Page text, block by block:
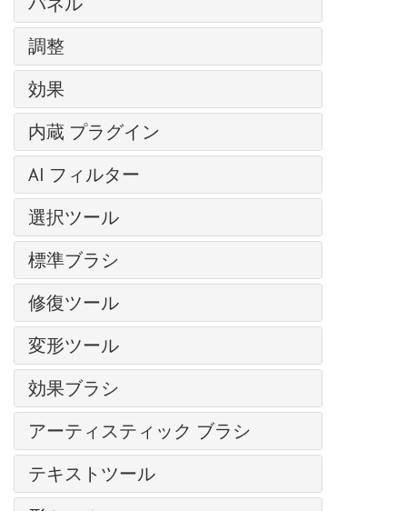
人物の水彩画
スーパーヒーローの水彩画ポスター
コミック風の絵
輝くイラスト
クローンスタンプ
写真から人物を抽出する
クロマキー
SmartMask プラグイン
粒子＆流線
写真をパステル画に変換
芸術的効果
油絵効果
デジタルアート
爆発効果
古い写真の復元
ハイパス
カメレオンブラシ
プラグインの導入方法
インストール方法: Mac
インストール方法: Linux
プログラムの登録
ワークスペース
操作方法
新規イメージの作成
AKVIS形式
カラースペース
画像のサイズ変更
グラフィック タブレットでの作業
バッチ処理
バッチ変換
印刷
プログラムの環境設定
ホットキー
ナビゲーター
ツールバー
レイヤー
レイヤー効果
レイヤー マスク
クリッピング マスク
ブレンド モード
明るさによるブレンド
チャンネル
選択範囲
履歴
色
スウォッチ
色相環
アクション
ファイル情報
調整
レベル
カーブ
明るさ/コントラスト
露出度
部分的な彩度
色相/彩度
フォトフィルター
色バランス
特定色域の選択
カラー ルックアップ (3D LUT)
反転
しきい値
ポスタリゼーション
白黒
グラデーション マップ
非彩色
効果
芸術的効果
— コミック
— ハーフトーン パターン
— リノカット効果
— ペン & インク
— 鉛筆画
— 写真複写
— ステンシル
— 粗いエッジ(縁）
ぼかし効果
ブラシ ストローク
チャンネル ミキサー
画像結合
ディスト―ション
ドロップシャドウ
内蔵 プラグイン
AirBrush
Enhancer
HDRFactory
LightShop
MakeUp
NatureArt
Neon
Noise Buster
Points
SmartMask
AI フィルター
イメージを拡大
JPEG アーティファクト除去
モーション デブラー
ノイズ除去
選択ツール
基本選択ツール
自動選択ツール
クイック選択ツール
被写体の選択 AI
主被写体を選択 AI
色範囲
エッジの微調整
選択範囲の修正
選択コマンド
標準ブラシ
カラーブラシ
色鉛筆
スプレーツール
再カラーブラシ
テクスチャブラシ
消しゴム
履歴ブラシ
塗りつぶし
修復ツール
調整ブラシ
スポットリムーバー
赤目除去
歯のホワイトニング
変形ツール
手前に変形
奥に変形
膨張変形
しわ変形
ねじり変形
効果ブラシ
フラッフィー ブラシ
ヘア ブラシ
ブリストル ブラシ
スレッド ブラシ
アーティスティック ブラシ
油絵用ブラシ
ローラー
テキストツール
テキストツール